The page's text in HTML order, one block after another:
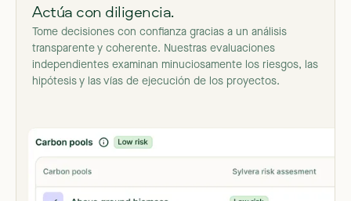
Actúa con diligencia.
Tome decisiones con confianza gracias a un análisis
transparente y coherente. Nuestras evaluaciones
independientes examinan minuciosamente los riesgos, las
hipótesis y las vías de ejecución de los proyectos.